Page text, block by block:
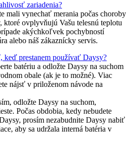
zariadenia?
mali vynechať merania počas choroby
ktoré ovplyvňujú Vašu telesnú teplotu
akýchkoľvek pochybností
alebo náš zákaznícky servis.
keď prestanem používať Daysy?
batériu a odložte Daysy na suchom
obale (ak je to možné). Viac
nájsť v priloženom návode na
odložte Daysy na suchom,
Počas obdobia, kedy nebudete
prosím nezabudnite Daysy nabiť
aby sa udržala interná batéria v